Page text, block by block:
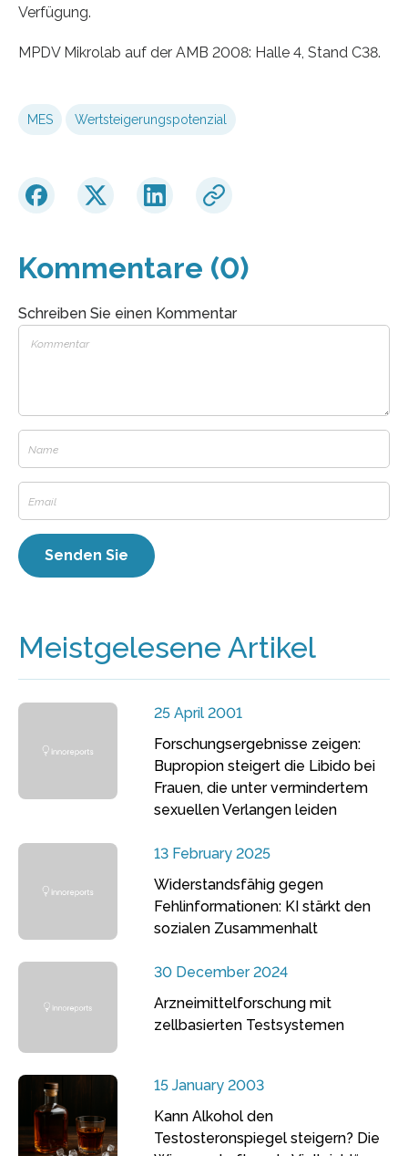
Verfügung.
MPDV Mikrolab auf der AMB 2008: Halle 4, Stand C38.
MES Wertsteigerungspotenzial
Kommentare (0)
Schreiben Sie einen Kommentar
Meistgelesene Artikel
25 April 2001
Forschungsergebnisse zeigen:
Bupropion steigert die Libido bei
Frauen, die unter vermindertem
sexuellen Verlangen leiden
13 February 2025
Widerstandsfähig gegen
Fehlinformationen: KI stärkt den
sozialen Zusammenhalt
30 December 2024
Arzneimittelforschung mit
zellbasierten Testsystemen
15 January 2003
Kann Alkohol den
Testosteronspiegel steigern? Die